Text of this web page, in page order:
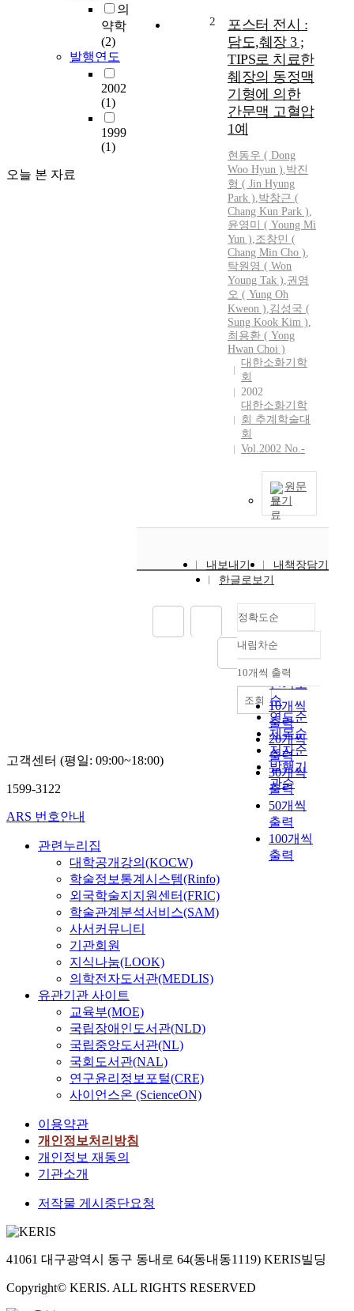
의
약학
(2)
발행연도
2002
(1)
1999
(1)
오늘 본 자료
e
t
n
2
포스터 전시 :
담도,췌장 3 ;
TIPS로 치료한
췌장의 동정맥
기형에 의한
간문맥 고혈압
1예
현동우 ( Dong
Woo Hyun ),박진
형 ( Jin Hyung
Park ),박창근 (
Chang Kun Park ),
윤영미 ( Young Mi
Yun ),조창민 (
Chang Min Cho ),
탁원영 ( Won
Young Tak ),권영
오 ( Yung Oh
Kweon ),김성국 (
Sung Kook Kim ),
최용환 ( Yong
Hwan Choi )
대한소화기학
회
2002
대한소화기학
회 추계학술대
회
Vol.2002 No.-
원문
보기
내보내기
내책장담기
한글로보기
정확도순
정확도
순
인기도
순
연도순
제목순
저자순
발행기
관순
내림차순
내림차순
10개씩 출력
10개씩
출력
20개씩
출력
30개씩
출력
50개씩
출력
100개씩
출력
조회
고객센터 (평일: 09:00~18:00)
1599-3122
ARS 번호안내
관련누리집
대학공개강의(KOCW)
학술정보통계시스템(Rinfo)
외국학술지지원센터(FRIC)
학술관계분석서비스(SAM)
사서커뮤니티
기관회원
지식나눔(LOOK)
의학전자도서관(MEDLIS)
유관기관 사이트
교육부(MOE)
국립장애인도서관(NLD)
국립중앙도서관(NL)
국회도서관(NAL)
연구윤리정보포털(CRE)
사이언스온 (ScienceON)
이용약관
개인정보처리방침
개인정보 재동의
기관소개
저작물 게시중단요청
41061 대구광역시 동구 동내로 64(동내동1119) KERIS빌딩
Copyright© KERIS. ALL RIGHTS RESERVED